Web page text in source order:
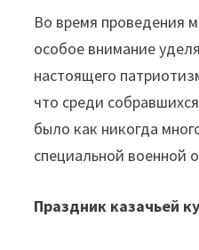
Во время проведения
особое внимание
настоящего
что среди
было как никогда
специальной военной
Праздник казачьей